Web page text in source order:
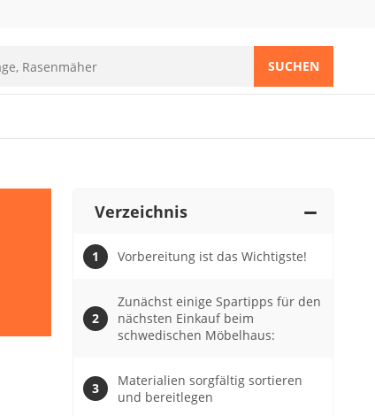
SUCHEN
Verzeichnis
Vorbereitung ist das Wichtigste!
Zunächst einige Spartipps für den
nächsten Einkauf beim
schwedischen Möbelhaus:
Materialien sorgfältig sortieren
und bereitlegen